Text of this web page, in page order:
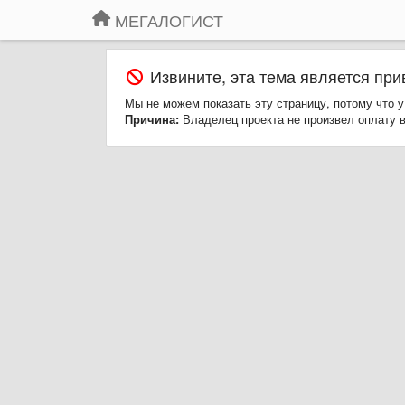
МЕГАЛОГИСТ
Извините, эта тема является
Мы не можем показать эту страницу, потому что
Причина: Владелец проекта не произвел оплату